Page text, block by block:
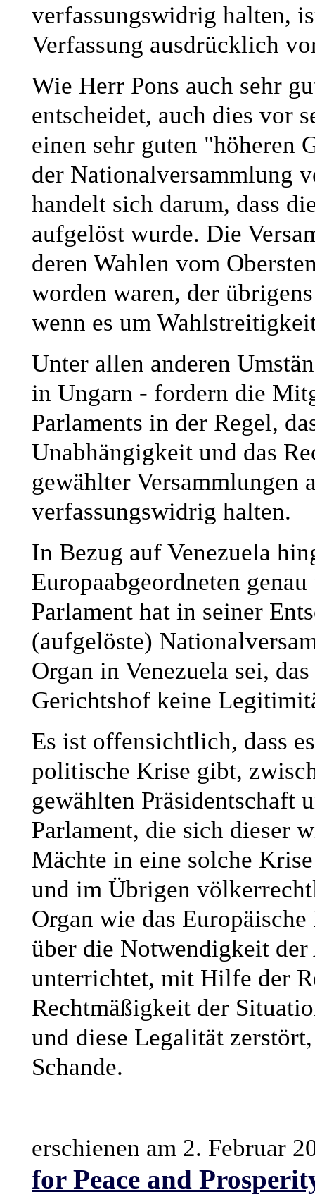
verfassungswidrig halten,
Verfassung ausdrücklich
Wie Herr Pons auch sehr
entscheidet, auch dies vor
einen sehr guten "höheren
der Nationalversammlung
handelt sich darum, dass
aufgelöst wurde. Die
deren Wahlen vom
worden waren, der
wenn es um
Unter allen anderen
in Ungarn - fordern die
Parlaments in der Regel,
Unabhängigkeit und das
gewählter Versammlungen
verfassungswidrig halten.
In Bezug auf Venezuela
Europaabgeordneten
Parlament hat in seiner
(aufgelöste)
Organ in Venezuela sei,
Gerichtshof keine
Es ist offensichtlich, dass
politische Krise gibt,
gewählten Präsidentschaft
Parlament, die sich dieser
Mächte in eine solche
und im Übrigen
Organ wie das
über die Notwendigkeit
unterrichtet, mit Hilfe der
Rechtmäßigkeit der
und diese Legalität
Schande.
erschienen am 2. Februar
for Peace and